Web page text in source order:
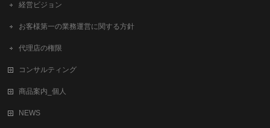
経営ビジョン
お客様第一の業務運営に関する方針
代理店の権限
コンサルティング
商品案内_個人
NEWS